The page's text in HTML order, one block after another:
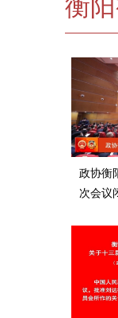
衡
政协衡
次会议